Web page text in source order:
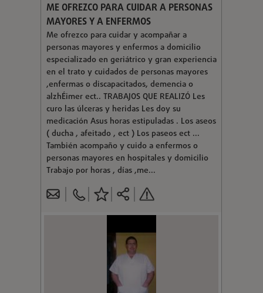
ME OFREZCO PARA CUIDAR A PERSONAS
MAYORES Y A ENFERMOS
Me ofrezco para cuidar y acompañar a
personas mayores y enfermos a domicilio
especializado en geriátrico y gran experiencia
en el trato y cuidados de personas mayores
,enfermas o discapacitados, demencia o
alzhÉimer ect.. TRABAJOS QUE REALIZÓ Les
curo las úlceras y heridas Les doy su
medicación Asus horas estipuladas . Los aseos
( ducha , afeitado , ect ) Los paseos ect ...
También acompaño y cuido a enfermos o
personas mayores en hospitales y domicilio
Trabajo por horas , días ,me...